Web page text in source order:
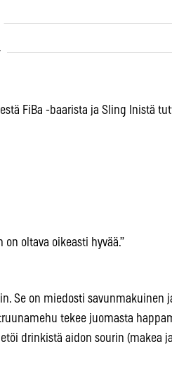
FiBa -baarista ja Sling Inistä
oltava oikeasti hyvää.”
Se on miedosti savunmakuinen
tekee juomasta
drinkistä aidon sourin (makea ja